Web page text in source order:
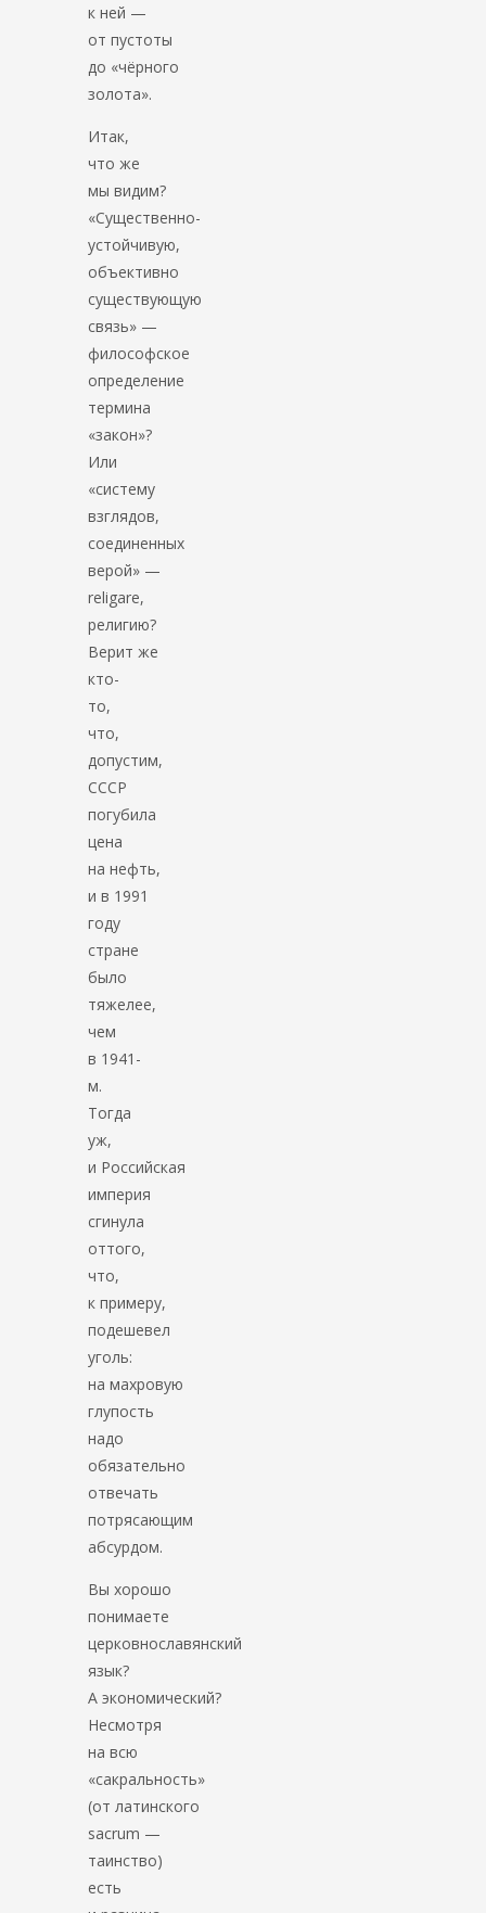
к ней —
от пустоты
до «чёрного
золота».
Итак,
что же
мы видим?
«Существенно-
устойчивую,
объективно
существующую
связь» —
философское
определение
термина
«закон»?
Или
«систему
взглядов,
соединенных
верой» —
religare,
религию?
Верит же
кто-
то,
что,
допустим,
СССР
погубила
цена
на нефть,
и в 1991
году
стране
было
тяжелее,
чем
в 1941-
м.
Тогда
уж,
и Российская
империя
сгинула
оттого,
что,
к примеру,
подешевел
уголь:
на махровую
глупость
надо
обязательно
отвечать
потрясающим
абсурдом.
Вы хорошо
понимаете
церковнославянский
язык?
А экономический?
Несмотря
на всю
«сакральность»
(от латинского
sacrum —
таинство)
есть